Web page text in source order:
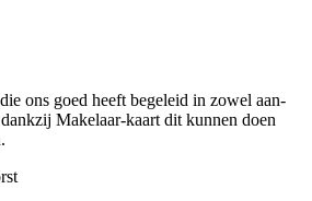
ons goed heeft begeleid in zowel aan-
Makelaar-kaart dit kunnen doen